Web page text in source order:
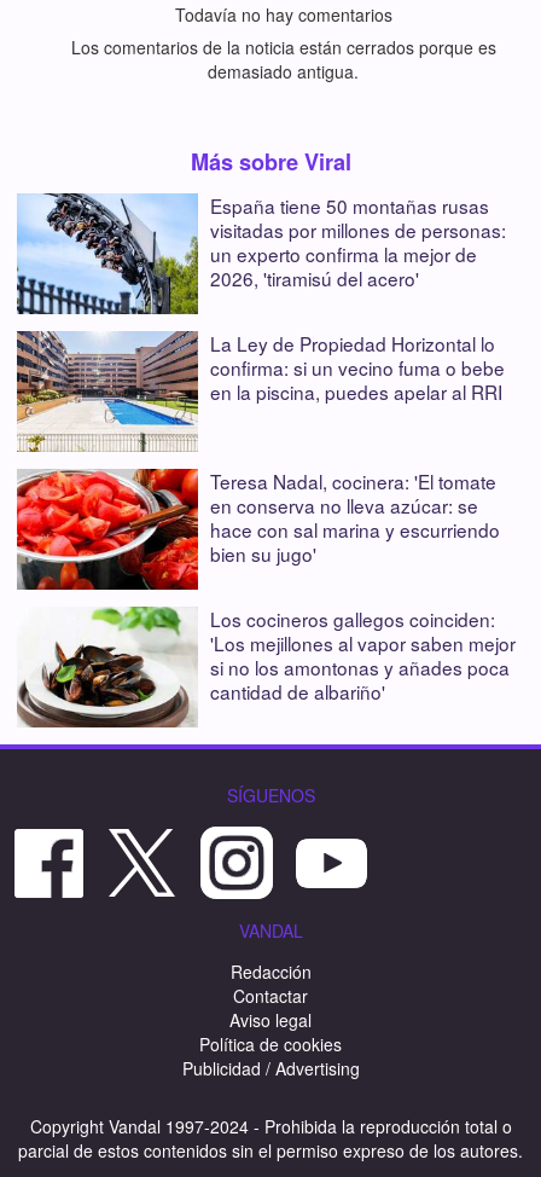
Todavía no hay comentarios
Los comentarios de la noticia están cerrados porque es
demasiado antigua.
Más sobre Viral
España tiene 50 montañas rusas
visitadas por millones de personas:
un experto confirma la mejor de
2026, 'tiramisú del acero'
La Ley de Propiedad Horizontal lo
confirma: si un vecino fuma o bebe
en la piscina, puedes apelar al RRI
Teresa Nadal, cocinera: 'El tomate
en conserva no lleva azúcar: se
hace con sal marina y escurriendo
bien su jugo'
Los cocineros gallegos coinciden:
'Los mejillones al vapor saben mejor
si no los amontonas y añades poca
cantidad de albariño'
SÍGUENOS
VANDAL
Redacción
Contactar
Aviso legal
Política de cookies
Publicidad / Advertising
Copyright Vandal 1997-2024 - Prohibida la reproducción total o
parcial de estos contenidos sin el permiso expreso de los autores.